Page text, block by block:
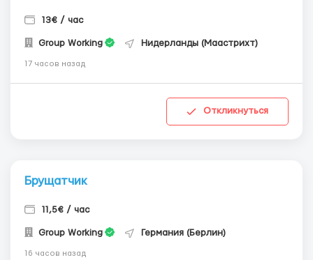
13€ / час
Group Working Нидерланды (Маастрихт)
17 часов назад
Откликнуться
Брущатчик
11,5€ / час
Group Working Германия (Берлин)
16 часов назад